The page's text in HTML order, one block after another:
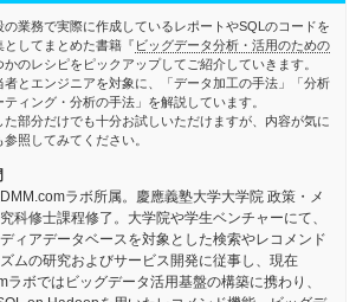
の業務で実際に作成しているレポートやSQLのコードを
としてまとめた書籍『 ビッグデータ分析・活用のための
かのレシピをピックアップしてご紹介していきます。
とエンジニアを対象に、「データ加工の手法」「分析
ィング・分析の手法」を解説しています。
た部分だけでも十分お試しいただけますが、内容が気に
照してみてください。
ラボ所属。慶應義塾大学大学院 政策・メ
科修士課程修了。大学院や学生ベンチャーにて、
ィアデータベースを対象とした検索やレコメンド
ムの研究およびサービス開発に従事し、現在
ラボではビッグデータ活用基盤の構築に携わり、